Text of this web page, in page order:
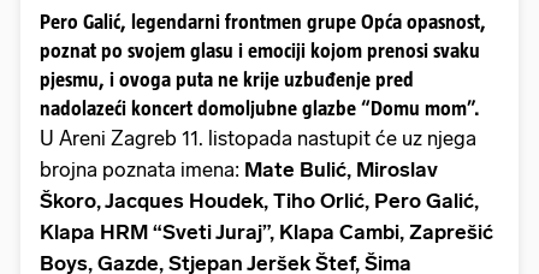
Pero Galić, legendarni frontmen grupe Opća opasnost,
poznat po svojem glasu i emociji kojom prenosi svaku
pjesmu, i ovoga puta ne krije uzbuđenje pred
nadolazeći koncert domoljubne glazbe “Domu mom”.
U Areni Zagreb 11. listopada nastupit će uz njega
brojna poznata imena: Mate Bulić, Miroslav
Škoro, Jacques Houdek, Tiho Orlić, Pero Galić,
Klapa HRM “Sveti Juraj”, Klapa Cambi, Zaprešić
Boys, Gazde, Stjepan Jeršek Štef, Šima